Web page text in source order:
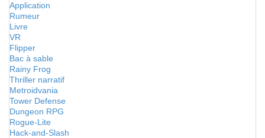
Application
Rumeur
Livre
VR
Flipper
Bac à sable
Rainy Frog
Thriller narratif
Metroidvania
Tower Defense
Dungeon RPG
Rogue-Lite
Hack-and-Slash